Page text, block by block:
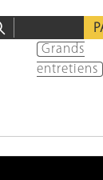
Grands
entretiens